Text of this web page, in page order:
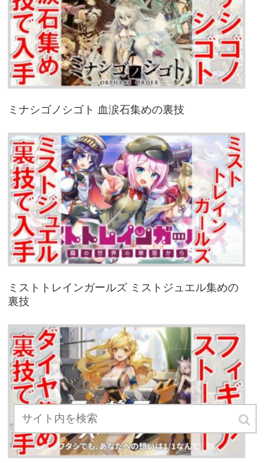
ミナシゴノシゴト 血涙石集めの裏技
ミストトレインガールズ ミストジュエル集めの
裏技